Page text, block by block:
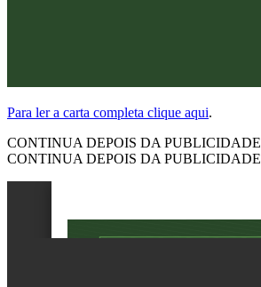
Para ler a carta completa clique aqui.
CONTINUA DEPOIS DA PUBLICIDADE
CONTINUA DEPOIS DA PUBLICIDADE